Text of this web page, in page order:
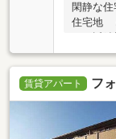
閑静な
住宅地
鉄のト
乾燥機
水洗浄
賃貸アパート フ